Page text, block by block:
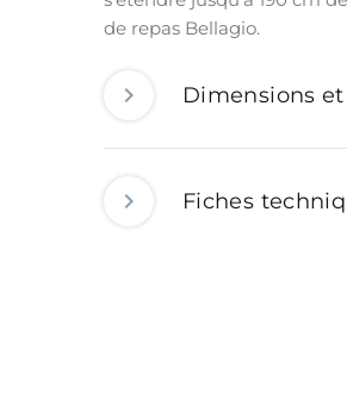
de repas Bellagio.
Dimensions
Fiches